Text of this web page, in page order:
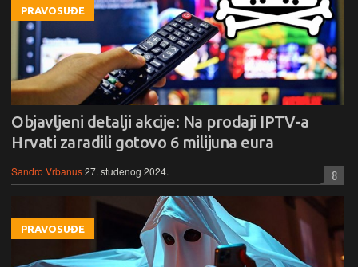
PRAVOSUĐE
Objavljeni detalji akcije: Na prodaji IPTV-a
Hrvati zaradili gotovo 6 milijuna eura
Sandro Vrbanus27. studenog 2024. 8
PRAVOSUĐE